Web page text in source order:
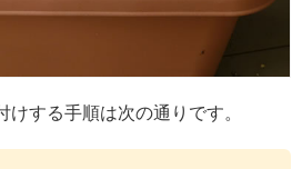
する手順は次の通りです。